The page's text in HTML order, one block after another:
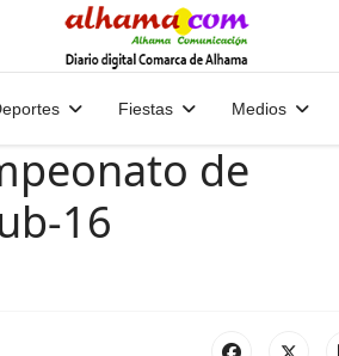
Fiestas Medios
de
16